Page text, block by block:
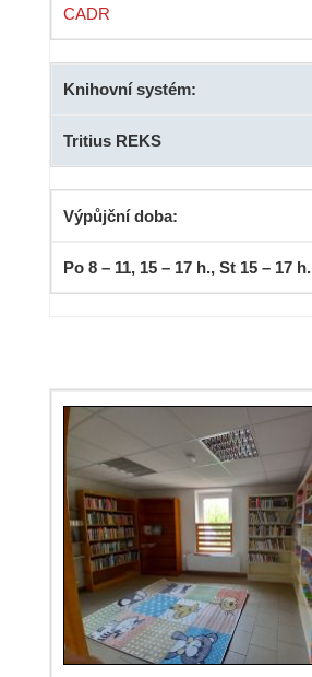
CADR
Knihovní systém:
Tritius REKS
Výpůjční doba:
Po 8 – 11, 15 – 17 h., St 15 – 17 h.